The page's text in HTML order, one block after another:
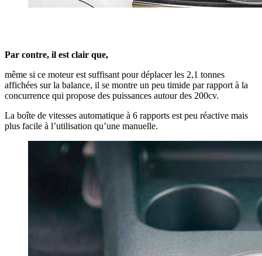
Par contre, il est clair que,
même si ce moteur est suffisant pour déplacer les 2,1 tonnes
affichées sur la balance, il se montre un peu timide par rapport à la
concurrence qui propose des puissances autour des 200cv.
La boîte de vitesses automatique à 6 rapports est peu réactive mais
plus facile à l’utilisation qu’une manuelle.